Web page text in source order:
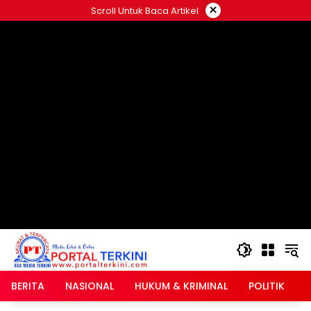
ke
Scroll Untuk Baca Artikel ×
BERITA NASIONAL HUKUM & KRIMINAL POLITIK